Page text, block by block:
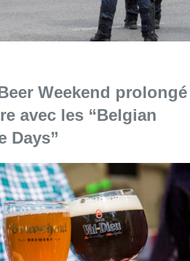
Weekend prolongé
avec les “Belgian
Days”